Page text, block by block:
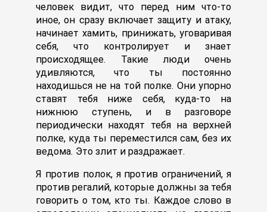
человек видит, что перед ним что-то
иное, он сразу включает защиту и атаку,
начинает хамить, принижать, уговаривая
себя, что контролирует и знает
происходящее. Такие люди очень
удивляются, что ты постоянно
находишься не на той полке. Они упорно
ставят тебя ниже себя, куда-то на
нижнюю ступень, и в разговоре
периодически находят тебя на верхней
полке, куда ты переместился сам, без их
ведома. Это злит и раздражает.
Я против полок, я против ограничений, я
против регалий, которые должны за тебя
говорить о том, кто ты. Каждое слово в